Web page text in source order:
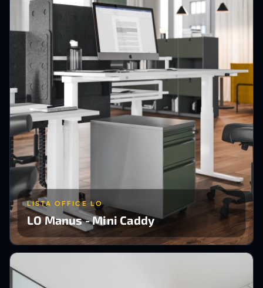
LISTA OFFICE LO
LO Manus - Mini Caddy